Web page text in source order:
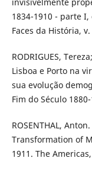
1834-1910 - parte
Faces da História,
RODRIGUES,
Lisboa e Porto na
sua evolução
Fim do Século
ROSENTHAL,
Transformation of
1911. The